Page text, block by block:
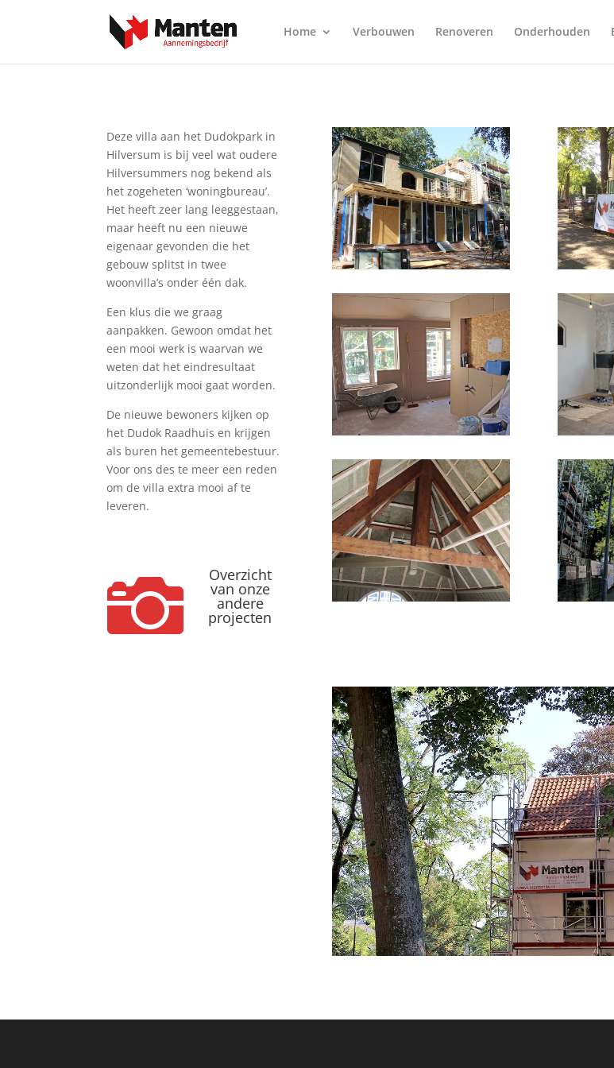
Home Verbouwen Renoveren Onderhouden
Deze villa aan het Dudokpark in
Hilversum is bij veel wat oudere
Hilversummers nog bekend als
het zogeheten ‘woningbureau’.
Het heeft zeer lang leeggestaan,
maar heeft nu een nieuwe
eigenaar gevonden die het
gebouw splitst in twee
woonvilla’s onder één dak.
Een klus die we graag
aanpakken. Gewoon omdat het
een mooi werk is waarvan we
weten dat het eindresultaat
uitzonderlijk mooi gaat worden.
De nieuwe bewoners kijken op
het Dudok Raadhuis en krijgen
als buren het gemeentebestuur.
Voor ons des te meer een reden
om de villa extra mooi af te
leveren.
 Overzicht
van onze
andere
projecten